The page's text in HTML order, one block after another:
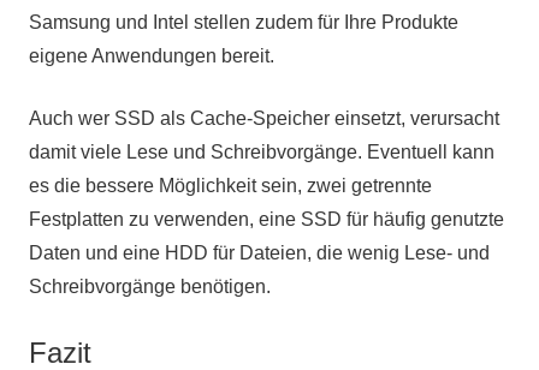
Samsung und Intel stellen zudem für Ihre Produkte
eigene Anwendungen bereit.
Auch wer SSD als Cache-Speicher einsetzt, verursacht
damit viele Lese und Schreibvorgänge. Eventuell kann
es die bessere Möglichkeit sein, zwei getrennte
Festplatten zu verwenden, eine SSD für häufig genutzte
Daten und eine HDD für Dateien, die wenig Lese- und
Schreibvorgänge benötigen.
Fazit